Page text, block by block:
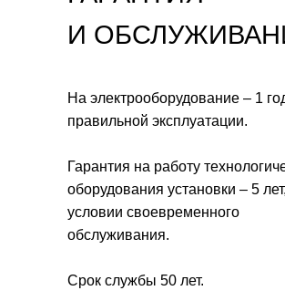
И
На электрооборудование – 1
правильной эксплуатации.
Гарантия на работу
оборудования установки – 5
условии своевременного
обслуживания.
Срок службы 50 лет.